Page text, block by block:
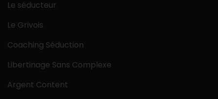
Le séducteur
Le Grivois
Coaching Séduction
Libertinage Sans Complexe
Argent Content